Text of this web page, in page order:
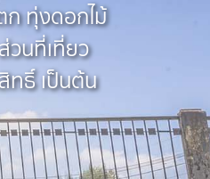
ก ทุ่งดอกไม้
วนที่เที่ยว
ทธิ์ เป็นต้น